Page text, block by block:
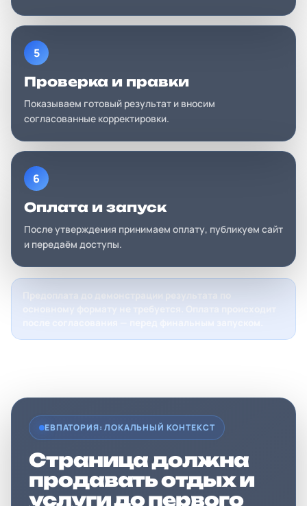
5
Проверка и правки
Показываем готовый результат и вносим
согласованные корректировки.
6
Оплата и запуск
После утверждения принимаем оплату, публикуем сайт
и передаём доступы.
Предоплата до демонстрации результата по
ЕВПАТОРИЯ: ЛОКАЛЬНЫЙ КОНТЕКСТ
Страница должна
продавать отдых и
услуги до первого